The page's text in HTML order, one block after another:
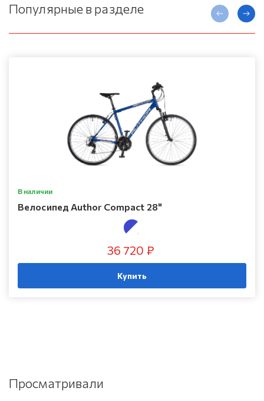
Популярные в разделе
В наличии
Велосипед Author Compact 28"
36 720 ₽
Купить
Просматривали